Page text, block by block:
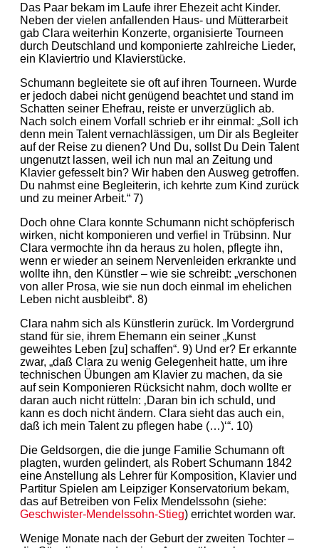
Das Paar bekam im Laufe ihrer Ehezeit acht Kinder.
Neben der vielen anfallenden Haus- und Mütterarbeit
gab Clara weiterhin Konzerte, organisierte Tourneen
durch Deutschland und komponierte zahlreiche Lieder,
ein Klaviertrio und Klavierstücke.
Schumann begleitete sie oft auf ihren Tourneen. Wurde
er jedoch dabei nicht genügend beachtet und stand im
Schatten seiner Ehefrau, reiste er unverzüglich ab.
Nach solch einem Vorfall schrieb er ihr einmal: „Soll ich
denn mein Talent vernachlässigen, um Dir als Begleiter
auf der Reise zu dienen? Und Du, sollst Du Dein Talent
ungenutzt lassen, weil ich nun mal an Zeitung und
Klavier gefesselt bin? Wir haben den Ausweg getroffen.
Du nahmst eine Begleiterin, ich kehrte zum Kind zurück
und zu meiner Arbeit.“ 7)
Doch ohne Clara konnte Schumann nicht schöpferisch
wirken, nicht komponieren und verfiel in Trübsinn. Nur
Clara vermochte ihn da heraus zu holen, pflegte ihn,
wenn er wieder an seinem Nervenleiden erkrankte und
wollte ihn, den Künstler – wie sie schreibt: „verschonen
von aller Prosa, wie sie nun doch einmal im ehelichen
Leben nicht ausbleibt“. 8)
Clara nahm sich als Künstlerin zurück. Im Vordergrund
stand für sie, ihrem Ehemann ein seiner „Kunst
geweihtes Leben [zu] schaffen“. 9) Und er? Er erkannte
zwar, „daß Clara zu wenig Gelegenheit hatte, um ihre
technischen Übungen am Klavier zu machen, da sie
auf sein Komponieren Rücksicht nahm, doch wollte er
daran auch nicht rütteln: ‚Daran bin ich schuld, und
kann es doch nicht ändern. Clara sieht das auch ein,
daß ich mein Talent zu pflegen habe (…)‘“. 10)
Die Geldsorgen, die die junge Familie Schumann oft
plagten, wurden gelindert, als Robert Schumann 1842
eine Anstellung als Lehrer für Komposition, Klavier und
Partitur Spielen am Leipziger Konservatorium bekam,
das auf Betreiben von Felix Mendelssohn (siehe:
Geschwister-Mendelssohn-Stieg) errichtet worden war.
Wenige Monate nach der Geburt der zweiten Tochter –